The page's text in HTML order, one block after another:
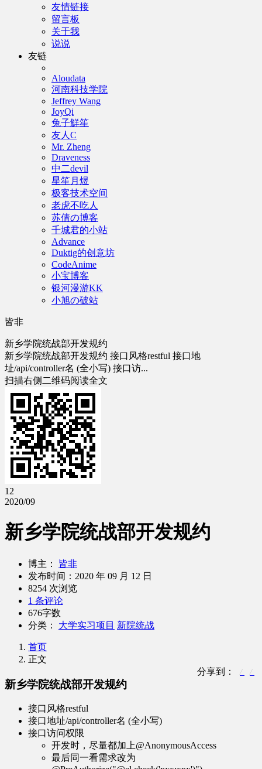
友情链接
留言板
关于我
说说
友链
Aloudata
河南科技学院
Jeffrey Wang
JoyQi
兔子鮮笙
友人C
Mr. Zheng
Draveness
中二devil
星笙月煜
极客技术空间
老虎不吃人
苏倩の博客
千城君的小站
Advance
Duktig的创意坊
CodeAnime
小宝博客
银河漫游KK
小旭の破站
皆非
新乡学院统战部开发规约
新乡学院统战部开发规约 接口风格restful 接口地
址/api/controller名 (全小写) 接口访...
扫描右侧二维码阅读全文
12
2020/09
新乡学院统战部开发规约
博主：
皆非
发布时间： 2020 年 09 月 12 日
8254 次浏览
1 条评论
676字数
分类：
大学实习项目 新院统战
首页
正文
分享到：
新乡学院统战部开发规约
接口风格restful
接口地址/api/controller名 (全小写)
接口访问权限
开发时，尽量都加上@AnonymousAccess
最后同一看需求改为